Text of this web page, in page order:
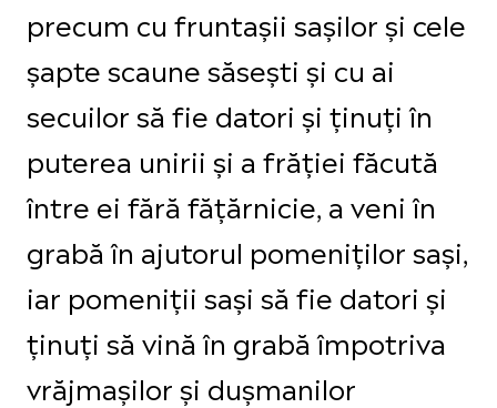
precum cu fruntașii sașilor și cele
șapte scaune săsești și cu ai
secuilor să fie datori și ținuți în
puterea unirii și a frăției făcută
între ei fără fățărnicie, a veni în
grabă în ajutorul pomeniților sași,
iar pomeniții sași să fie datori și
ținuți să vină în grabă împotriva
vrăjmașilor și dușmanilor